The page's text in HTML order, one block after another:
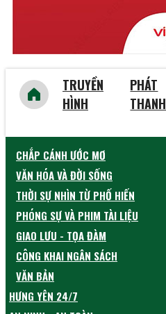
TRUYỀN
HÌNH
PHÁT
THANH
CHẮP CÁNH ƯỚC MƠ
VĂN HÓA VÀ ĐỜI SỐNG
THỜI SỰ NHÌN TỪ PHỐ HIẾN
PHÓNG SỰ VÀ PHIM TÀI LIỆU
GIAO LƯU - TỌA ĐÀM
CÔNG KHAI NGÂN SÁCH
VĂN BẢN
HƯNG YÊN 24/7